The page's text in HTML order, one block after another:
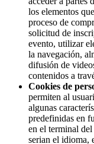
los elementos
proceso de
solicitud de
evento, utilizar
la navegación,
difusión de
contenidos a
Cookies de
permiten al
algunas
predefinidas en
en el terminal
serian el idioma,